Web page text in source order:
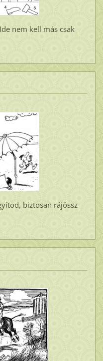
nem kell más csak
biztosan rájössz